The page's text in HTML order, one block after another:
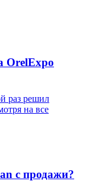
OrelExpo
раз решил
на все
с продажи?